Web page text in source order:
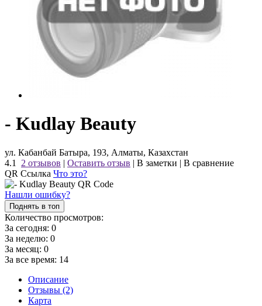
- Kudlay Beauty
ул. Кабанбай Батыра, 193, Алматы, Казахстан
4.1
2 отзывов | Оставить отзыв | В заметки | В сравнение
QR Ссылка Что это?
Нашли ошибку?
Поднять в топ
Количество просмотров:
За сегодня: 0
За неделю: 0
За месяц: 0
За все время: 14
Описание
Отзывы (2)
Карта